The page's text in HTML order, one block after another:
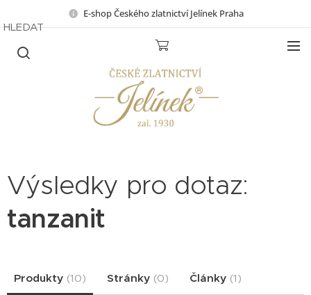
E-shop Českého zlatnictví Jelínek Praha
HLEDAT
Výsledky pro dotaz:
tanzanit
Produkty (10) Stránky (0) Články (1)